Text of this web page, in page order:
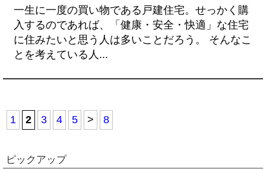
一生に一度の買い物である戸建住宅。せっかく購
入するのであれば、「健康・安全・快適」な住宅
に住みたいと思う人は多いことだろう。 そんなこ
とを考えている人...
1 2 3 4 5 > 8
ピックアップ